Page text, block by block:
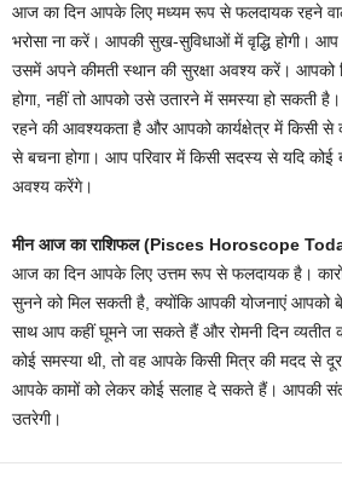
आज का दिन आपके लिए मध्यम रूप से फलदायक रहने
भरोसा ना करें। आपकी सुख-सुविधाओं में वृद्धि होगी। आप
उसमें अपने कीमती स्थान की सुरक्षा अवश्य करें।
होगा, नहीं तो आपको उसे उतारने में समस्या हो सकती
रहने की आवश्यकता है और आपको कार्यक्षेत्र में किसी से
से बचना होगा। आप परिवार में किसी सदस्य से यदि
अवश्य करेंगे।
मीन आज का राशिफल (Pisces Horoscope
आज का दिन आपके लिए उत्तम रूप से फलदायक है।
सुनने को मिल सकती है, क्योंकि आपकी योजनाएं आपको
साथ आप कहीं घूमने जा सकते हैं और रोमनी दिन
कोई समस्या थी, तो वह आपके किसी मित्र की मदद से
आपके कामों को लेकर कोई सलाह दे सकते हैं। आपकी
उतरेगी।